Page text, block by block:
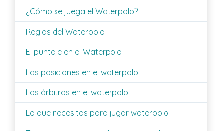
¿Cómo se juega el Waterpolo?
Reglas del Waterpolo
El puntaje en el Waterpolo
Las posiciones en el waterpolo
Los árbitros en el waterpolo
Lo que necesitas para jugar waterpolo